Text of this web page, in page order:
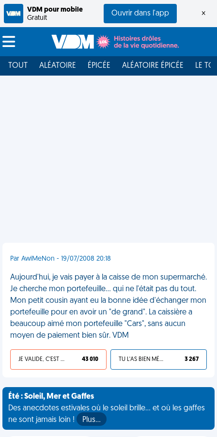
VDM pour mobile
Gratuit
Ouvrir dans l'app ×
TOUT ALÉATOIRE ÉPICÉE ALÉATOIRE ÉPICÉE LE
Par AwiMeNon - 19/07/2008 20:18
Aujourd'hui, je vais payer à la caisse de mon supermarché.
Je cherche mon portefeuille... qui ne l'était pas du tout.
Mon petit cousin ayant eu la bonne idée d'échanger mon
portefeuille pour en avoir un "de grand". La caissière a
beaucoup aimé mon portefeuille "Cars", sans aucun
moyen de paiement bien sûr. VDM
JE VALIDE, C'EST UNE VDM 43 010 TU L'AS BIEN MÉRITÉ 3 267
Été : Soleil, Mer et Gaffes
Des anecdotes estivales où le soleil brille... et où les gaffes
ne sont jamais loin !
Plus…